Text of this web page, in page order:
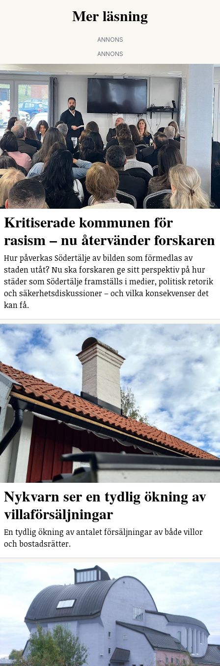
Mer läsning
ANNONS
ANNONS
Kritiserade kommunen för
rasism – nu återvänder forskaren
Hur påverkas Södertälje av bilden som förmedlas av
staden utåt? Nu ska forskaren ge sitt perspektiv på hur
städer som Södertälje framställs i medier, politisk retorik
och säkerhetsdiskussioner – och vilka konsekvenser det
kan få.
Nykvarn ser en tydlig ökning av
villaförsäljningar
En tydlig ökning av antalet försäljningar av både villor
och bostadsrätter.